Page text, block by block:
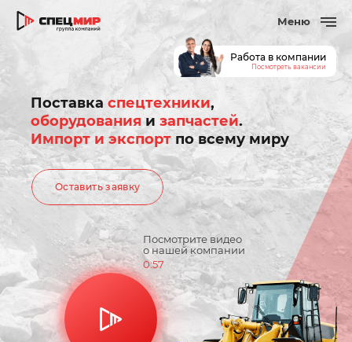
Работа в компании
Посмотреть вакансии
Поставка спецтехники,
оборудования и запчастей.
Импорт и экспортпо всему миру
Оставить заявку
Посмотрите видео
о нашей компании
0:57
Меню